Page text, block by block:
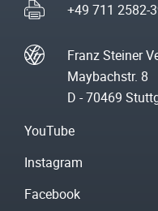
+49 711 2582-
Franz Steiner
Maybachstr. 8
D - 70469
YouTube
Instagram
Facebook